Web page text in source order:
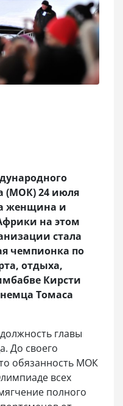
(МОК) 24 июля
женщина и
на этом
стала
чемпионка по
отдыха,
Кирсти
Томаса
главы
До своего
обязанность МОК
всех
полного